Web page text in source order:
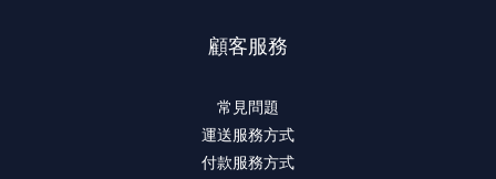
顧客服務
常見問題
運送服務方式
付款服務方式